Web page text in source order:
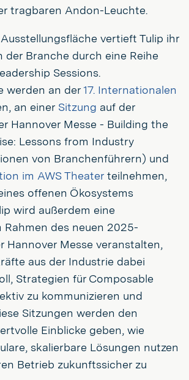
tragbaren Andon-Leuchte.
vertieft Tulip ihr
der Branche durch eine Reihe
Sessions.
werden an der17. Internationalen
an einer Sitzung auf der
Hannover Messe - Building the
Lessons from Industry
von Branchenführern) und
im AWS Theater teilnehmen,
offenen Ökosystems
wird außerdem eine
Rahmen des neuen 2025-
Hannover Messe veranstalten,
aus der Industrie dabei
Strategien für Composable
zu kommunizieren und
Sitzungen werden den
Einblicke geben, wie
skalierbare Lösungen nutzen
Betrieb zukunftssicher zu